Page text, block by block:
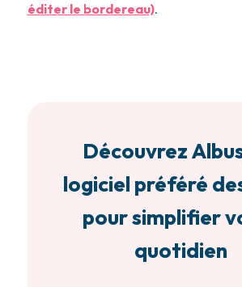
éditer le bordereau).
Découvrez
logiciel préféré
pour simplifier
quotidien